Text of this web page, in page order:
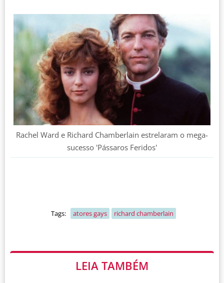
Rachel Ward e Richard Chamberlain estrelaram o mega-
sucesso 'Pássaros Feridos'
Tags: atores gays richard chamberlain
LEIA TAMBÉM